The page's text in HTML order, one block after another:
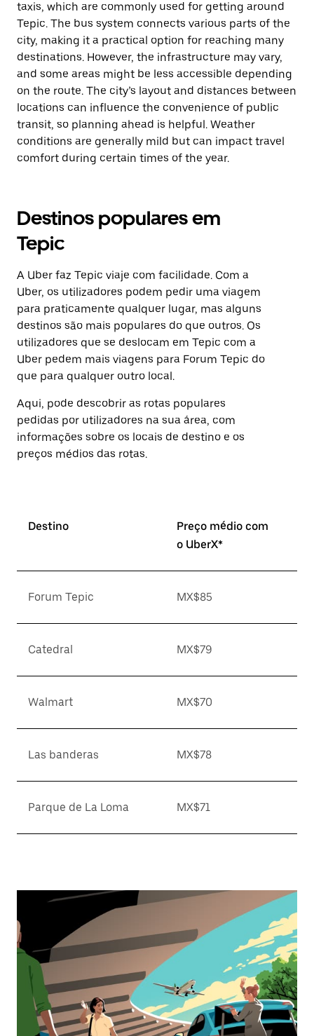
taxis, which are commonly used for getting around
Tepic. The bus system connects various parts of the
city, making it a practical option for reaching many
destinations. However, the infrastructure may vary,
and some areas might be less accessible depending
on the route. The city’s layout and distances between
locations can influence the convenience of public
transit, so planning ahead is helpful. Weather
conditions are generally mild but can impact travel
comfort during certain times of the year.
Destinos populares em
Tepic
A Uber faz Tepic viaje com facilidade. Com a
Uber, os utilizadores podem pedir uma viagem
para praticamente qualquer lugar, mas alguns
destinos são mais populares do que outros. Os
utilizadores que se deslocam em Tepic com a
Uber pedem mais viagens para Forum Tepic do
que para qualquer outro local.
Aqui, pode descobrir as rotas populares
pedidas por utilizadores na sua área, com
informações sobre os locais de destino e os
preços médios das rotas.
Destino
Preço médio com
o UberX*
Forum Tepic MX$85
Catedral MX$79
Walmart MX$70
Las banderas MX$78
Parque de La Loma MX$71